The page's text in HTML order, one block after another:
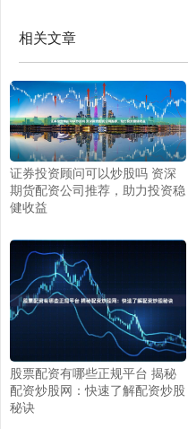
相关文章
证券投资顾问可以炒股吗 资深
期货配资公司推荐，助力投资稳
健收益
股票配资有哪些正规平台 揭秘
配资炒股网：快速了解配资炒股
秘诀